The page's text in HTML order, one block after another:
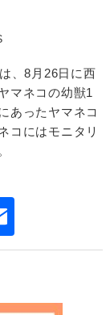
、8月26日に西
マネコの幼獣1
あったヤマネコ
コにはモニタリ